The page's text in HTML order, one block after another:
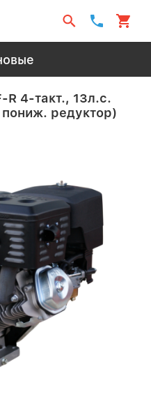
R 4-такт., 13л.с.
редуктор)